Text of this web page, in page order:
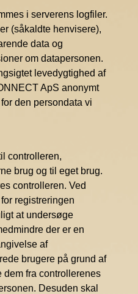
i serverens logfiler.
(såkaldte henvisere),
data og
om datapersonen.
levedygtighed af
ApS anonymt
den persondata vi
controlleren,
brug og til eget brug.
controlleren. Ved
registreringen
at undersøge
der er en
af
brugere på grund af
fra controllerenes
Desuden skal